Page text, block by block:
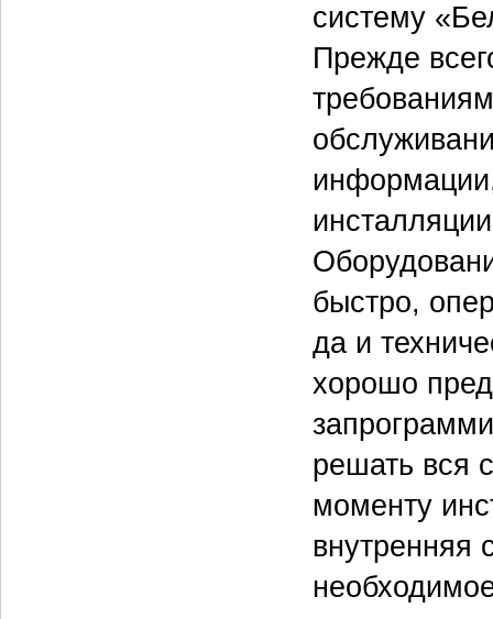
систему
Прежде
быстро,
да и
хорошо
решать вся
моменту
внутренняя